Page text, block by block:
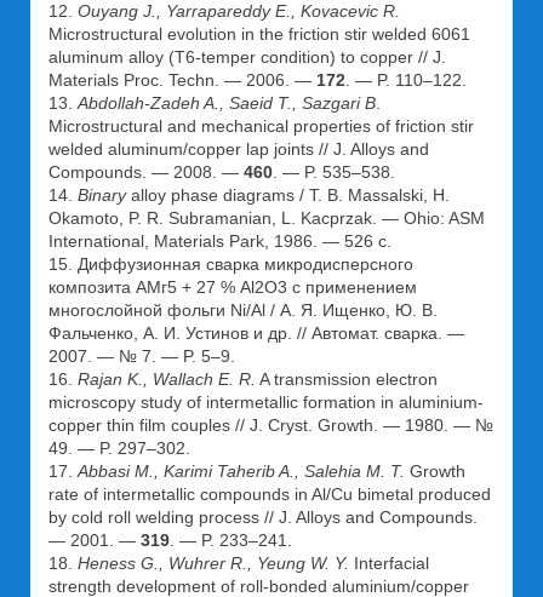
12. Ouyang J., Yarrapareddy E., Kovacevic R.
Microstructural evolution in the friction stir welded 6061
aluminum alloy (T6-temper condition) to copper // J.
Materials Proc. Techn. — 2006. — 172 . — P. 110–122.
13. Abdollah-Zadeh A., Saeid T., Sazgari B
Microstructural and mechanical properties of friction stir
welded aluminum/copper lap joints // J. Alloys and
Compounds. — 2008. — 460 . — P. 535–538.
14. Binaryalloy phase diagrams / T. B. Massalski, H.
Okamoto, P. R. Subramanian, L. Kacprzak. — Ohio: ASM
International, Materials Park, 1986. — 526 c.
15. Диффузионная сварка микродисперсного
композита АМг5 + 27 % Al2O3 с применением
многослойной фольги Ni/Al / А. Я. Ищенко, Ю. В.
Фальченко, А. И. Устинов и др. // Автомат. сварка. —
2007. — № 7. — P. 5–9.
16. Rajan K., Wallach E. R. A transmission electron
microscopy study of intermetallic formation in aluminium-
copper thin film couples // J. Cryst. Growth. — 1980. — №
49. — P. 297–302.
17. Abbasi M., Karimi Taherib A., Salehia M. T. Growth
rate of intermetallic compounds in Al/Cu bimetal produced
by cold roll welding process // J. Alloys and Compounds.
— 2001. — 319 . — P. 233–241.
18. Heness G., Wuhrer R., Yeung W. Y. Interfacial
strength development of roll-bonded aluminium/copper